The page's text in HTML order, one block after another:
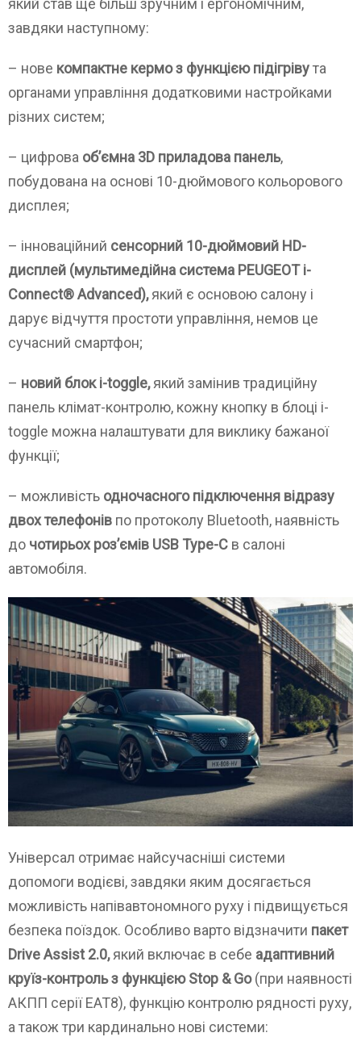
який став ще більш зручним і ергономічним,
завдяки наступному:
– нове компактне кермо з функцією підігрівута
органами управління додатковими настройками
різних систем;
– цифрова об’ємна 3D приладова панель,
побудована на основі 10-дюймового кольорового
дисплея;
– інноваційний сенсорний 10-дюймовий HD-
дисплей (мультимедійна система PEUGEOT i-
Connect® Advanced),який є основою салону і
дарує відчуття простоти управління, немов це
сучасний смартфон;
– новий блок i-toggle,який замінив традиційну
панель клімат-контролю, кожну кнопку в блоці i-
toggle можна налаштувати для виклику бажаної
функції;
– можливість одночасного підключення відразу
двох телефонів по протоколу Bluetooth, наявність
до чотирьох роз’ємів USB Type-C в салоні
автомобіля.
Універсал отримає найсучасніші системи
допомоги водієві, завдяки яким досягається
можливість напівавтономного руху і підвищується
безпека поїздок. Особливо варто відзначити пакет
Drive Assist 2.0,який включає в себе адаптивний
круїз-контроль з функцією Stop & Go(при наявності
АКПП серії ЕАТ8), функцію контролю рядності руху,
а також три кардинально нові системи: